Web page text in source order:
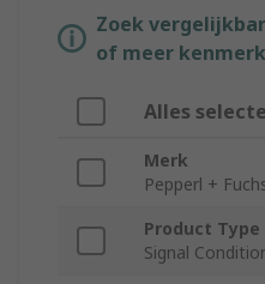
Zoek
of meer
Alles
Merk
Pepperl +
Product Type
Signal